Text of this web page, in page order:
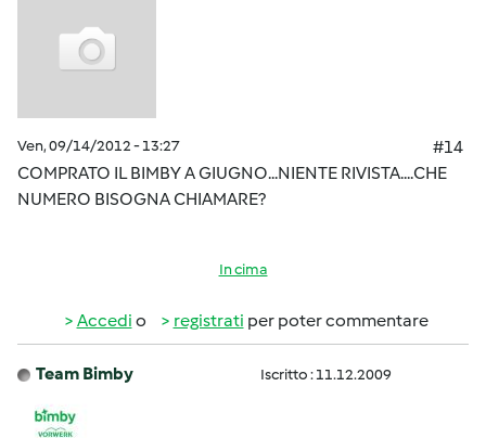
Ven, 09/14/2012 - 13:27
#14
COMPRATO IL BIMBY A GIUGNO...NIENTE RIVISTA....CHE
NUMERO BISOGNA CHIAMARE?
In cima
Accedi o registrati per poter commentare
Team Bimby Iscritto : 11.12.2009